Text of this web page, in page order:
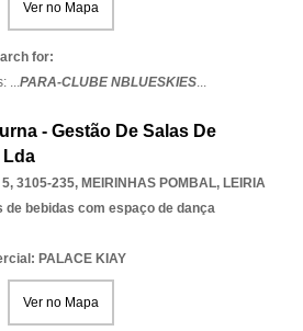
Ver no Mapa
for:
...PARA-CLUBE NBLUESKIES...
- Gestão De Salas De
Lda
5, 3105-235, MEIRINHAS POMBAL, LEIRIA
de bebidas com espaço de dança
PALACE KIAY
Ver no Mapa